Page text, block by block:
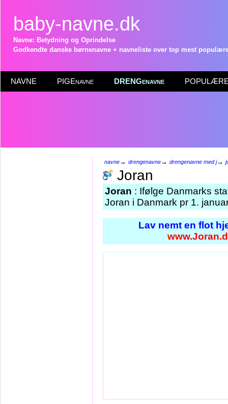
baby-navne.dk
Navne: Betydning og Oprindelse
Godkendte danske børnenavne + navneliste over top mest
NAVNE PIGEnavne DRENGenavne POPULÆRE
navne→ drengenavne→ drengenavne med j→
Joran
Joran : Ifølge Danmarks
Joran i Danmark pr 1.
Lav nemt en flot